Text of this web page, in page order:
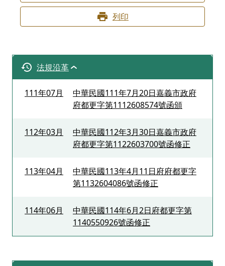
列印
法規沿革
111年07月
中華民國111年7月20日嘉義市政府
府都更字第1112608574號函頒
112年03月
中華民國112年3月30日嘉義市政府
府都更字第1122603700號函修正
113年04月
中華民國113年4月11日府府都更字
第1132604086號函修正
114年06月
中華民國114年6月2日府都更字第
1140550926號函修正